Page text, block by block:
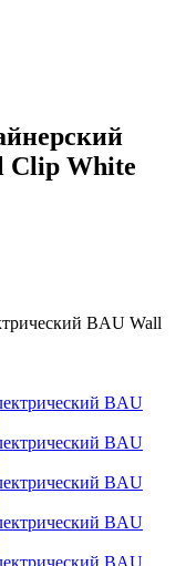
Clip White
BAU Wall